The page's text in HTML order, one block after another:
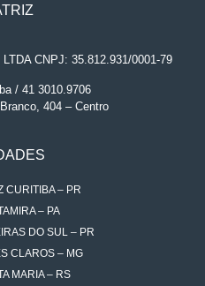
LTDA CNPJ: 35.812.931/0001-79
/ 41 3010.9706
404 – Centro
CURITIBA – PR
– PA
DO SUL – PR
CLAROS – MG
MARIA – RS